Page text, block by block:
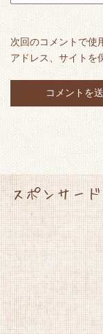
次回のコメントで使
アドレス、サイトを
スポンサー